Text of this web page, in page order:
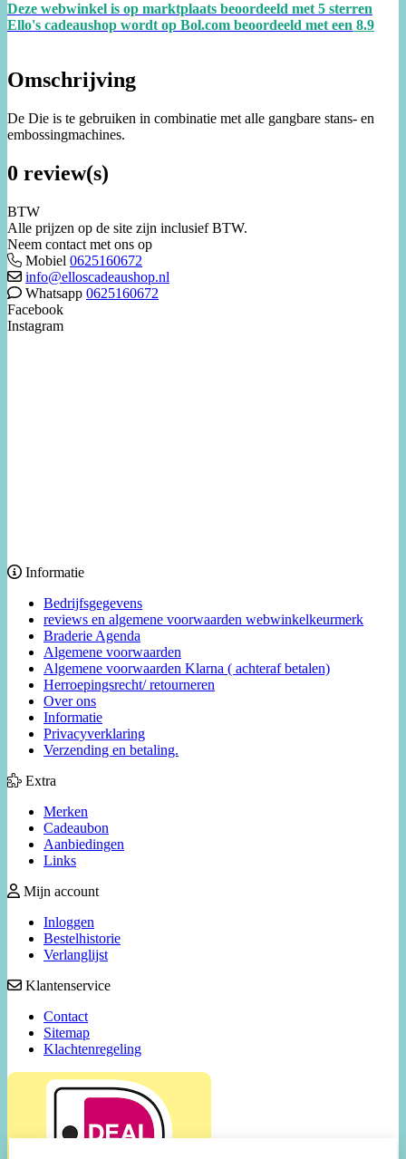
Deze webwinkel is op marktplaats beoordeeld met 5 sterren
Ello's cadeaushop wordt op Bol.com beoordeeld met een 8.9
Omschrijving
De Die is te gebruiken in combinatie met alle gangbare stans- en
embossingmachines.
0 review(s)
BTW
Alle prijzen op de site zijn inclusief BTW.
Neem contact met ons op
Mobiel 0625160672
info@elloscadeaushop.nl
Whatsapp 0625160672
Facebook
Instagram
Informatie
Bedrijfsgegevens
reviews en algemene voorwaarden webwinkelkeurmerk
Braderie Agenda
Algemene voorwaarden
Algemene voorwaarden Klarna ( achteraf betalen)
Herroepingsrecht/ retourneren
Over ons
Informatie
Privacyverklaring
Verzending en betaling.
Extra
Merken
Cadeaubon
Aanbiedingen
Links
Mijn account
Inloggen
Bestelhistorie
Verlanglijst
Klantenservice
Contact
Sitemap
Klachtenregeling